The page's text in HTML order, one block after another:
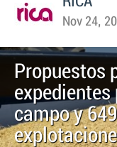
Nov 24,
Propuestos
campo y